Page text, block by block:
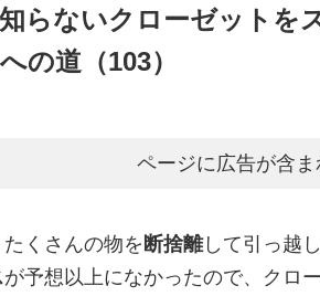
らないクローゼットを
の道（103）
ページに広告が含ま
くさんの物を 断捨離して引っ越
が予想以上になかったので、クロ